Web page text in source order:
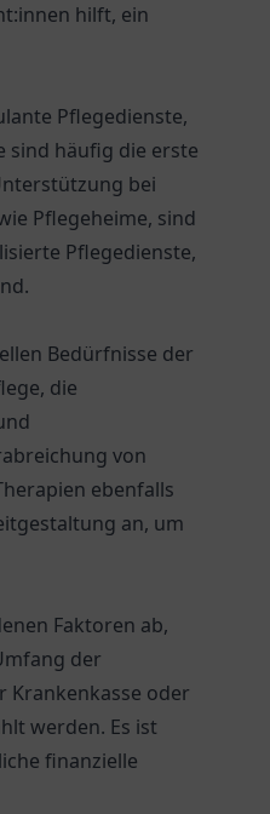
hilft, ein
Pflegedienste,
sind häufig die erste
bei
Pflegeheime, sind
Pflegedienste,
Bedürfnisse der
die
von
ebenfalls
an, um
Faktoren ab,
der
Krankenkasse oder
werden. Es ist
finanzielle